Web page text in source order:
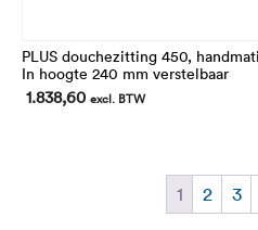
PLUS douchezitting 450,
In hoogte 240 mm verstelbaar
1.838,60 excl. BTW
1 2 3